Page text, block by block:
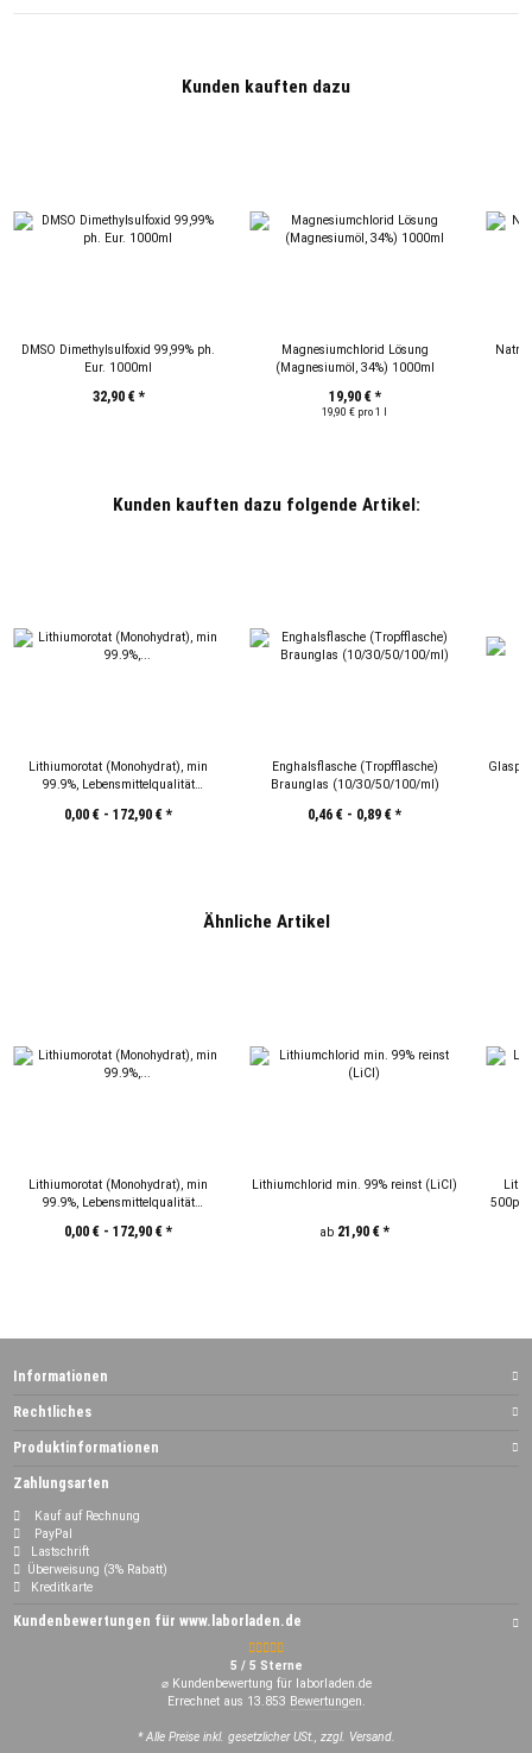
Kunden kauften dazu
DMSO Dimethylsulfoxid 99,99% ph.
Eur. 1000ml
32,90 €*
Magnesiumchlorid Lösung
(Magnesiumöl, 34%) 1000ml
19,90 €*
19,90 € pro 1 l
Kunden kauften dazu folgende Artikel:
Lithiumorotat (Monohydrat), min
99.9%, Lebensmittelqualität
0,00 € - 172,90 €*
Enghalsflasche (Tropfflasche)
Braunglas (10/30/50/100/ml)
0,46 € - 0,89 €*
Ähnliche Artikel
Lithiumorotat (Monohydrat), min
99.9%, Lebensmittelqualität
0,00 € - 172,90 €*
Lithiumchlorid min. 99% reinst (LiCl)
ab 21,90 €*
Informationen
Rechtliches
Produktinformationen
Zahlungsarten
Kauf auf Rechnung
PayPal
Lastschrift
Überweisung (3% Rabatt)
Kreditkarte
Kundenbewertungen für www.laborladen.de
5 / 5 Sterne
⌀ Kundenbewertung für laborladen.de
Errechnet aus 13.853 Bewertungen.
* Alle Preise inkl. gesetzlicher USt., zzgl. Versand.